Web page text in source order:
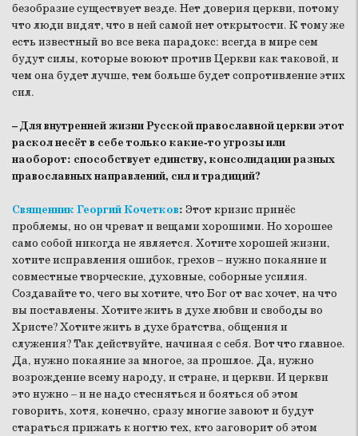
безобразие существует везде. Нет доверия церкви, потому
что люди видят, что в ней самой нет открытости. К тому же
есть известный во все века парадокс: всегда в мире сем
будут силы, которые воюют против Церкви как таковой, и
чем она будет лучше, тем больше будет сопротивление этих
сил.
– Для внутренней жизни Русской православной церкви этот
раскол несёт в себе только какие-то угрозы или
наоборот: способствует единству, консолидации разных
православных направлений, сил и традиций?
Священник Георгий Кочетков: Этот кризис принёс
проблемы, но он чреват и вещами хорошими. Но хорошее
само собой никогда не является. Хотите хорошей жизни,
хотите исправления ошибок, грехов – нужно покаяние и
совместные творческие, духовные, соборные усилия.
Создавайте то, чего вы хотите, что Бог от вас хочет, на что
вы поставлены. Хотите жить в духе любви и свободы во
Христе? Хотите жить в духе братства, общения и
служения? Так действуйте, начиная с себя. Вот что главное.
Да, нужно покаяние за многое, за прошлое. Да, нужно
возрождение всему народу, и стране, и церкви. И церкви
это нужно – и не надо стесняться и бояться об этом
говорить, хотя, конечно, сразу многие завоют и будут
стараться прижать к ногтю тех, кто заговорит об этом